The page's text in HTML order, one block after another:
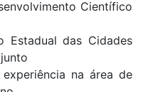
Científico
Estadual das Cidades
na área de